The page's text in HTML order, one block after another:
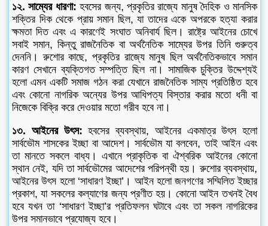
১২. সাম্যের ধারণা: হবসের জন্য, প্রকৃতির রাজ্যে মানুষ দৈহিক ও মানসিক
শক্তির দিক থেকে প্রায় সমান ছিল, যা তাদের একে অপরকে হত্যা করার
ক্ষমতা দিত এবং এ কারণেই সংঘাত অনিবার্য ছিল। রাষ্ট্রে আইনের চোখে
সবাই সমান, কিন্তু রাজনৈতিক বা অর্থনৈতিক সাম্যের উপর তিনি গুরুত্ব
দেননি। রুশোর কাছে, প্রকৃতির রাজ্যে মানুষ ছিল অর্থনৈতিকভাবে সমান
কারণ সেখানে ব্যক্তিগত সম্পত্তি ছিল না। সামাজিক চুক্তির উদ্দেশ্যই
হলো এমন একটি সমাজ গঠন করা যেখানে রাজনৈতিক সাম্য প্রতিষ্ঠিত হবে
এবং কোনো নাগরিক অন্যের উপর আধিপত্য বিস্তার করার মতো ধনী বা
নিজেকে বিক্রি করে দেওয়ার মতো গরীব হবে না।
১৩. আইনের উৎস: হবসের ব্যবস্থায়, আইনের একমাত্র উৎস হলো
সার্বভৌম শাসকের ইচ্ছা বা আদেশ। সার্বভৌম যা বলবেন, তাই আইন এবং
তা মানতে সকলে বাধ্য। এখানে প্রাকৃতিক বা ঐশ্বরিক আইনের কোনো
স্থান নেই, যদি তা সার্বভৌমের আদেশের পরিপন্থী হয়। রুশোর ব্যবস্থায়,
আইনের উৎস হলো ‘সাধারণ ইচ্ছা’। আইন হলো জনগণের সম্মিলিত ইচ্ছার
প্রকাশ, যা সকলের কল্যাণের জন্য প্রণীত হয়। কোনো আইন তখনই বৈধ
হবে যখন তা ‘সাধারণ ইচ্ছা’র প্রতিফলন ঘটাবে এবং তা সকল নাগরিকের
উপর সমানভাবে প্রযোজ্য হবে।